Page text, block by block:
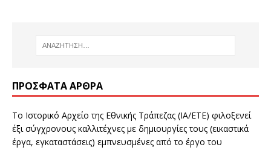
ΠΡΌΣΦΑΤΑ ΆΡΘΡΑ
Το Ιστορικό Αρχείο της Εθνικής Τράπεζας (ΙΑ/ΕΤΕ) φιλοξενεί
έξι σύγχρονους καλλιτέχνες με δημιουργίες τους (εικαστικά
έργα, εγκαταστάσεις) εμπνευσμένες από το έργο του